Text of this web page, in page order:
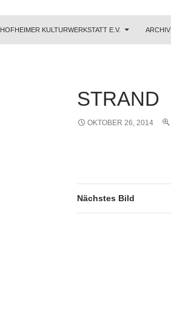
HOFHEIMER KULTURWERKSTATT E.V. ARCHIV
STRAND
OKTOBER 26, 2014
Nächstes Bild